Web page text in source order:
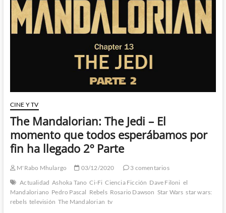
complicidad
CINE Y TV
The Mandalorian: The Jedi – El
momento que todos esperábamos por
fin ha llegado 2º Parte
M'Rabo Mhulargo 03/12/2020
3 comentarios
Actualidad Ashoka Tano Ci-Fi Ciencia Ficción Dave Filoni el
Mandaloriano Pedro Pascal Rebels Rosario Dawson Star Wars star wars:
rebels televisión The Mandalorian tv